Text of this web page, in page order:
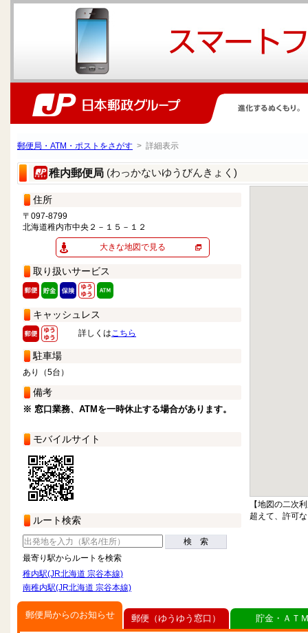
郵便局・ATM・ポストをさがす > 詳細表示
稚内郵便局 (わっかないゆうびんきょく)
住所
〒097-8799
北海道稚内市中央２－１５－１２
大きな地図で見る
取り扱いサービス
キャッシュレス
詳しくはこちら
駐車場
あり（5台）
備考
※ 窓口業務、ATMを一時休止する場合があります。
モバイルサイト
ルート検索
検 索
最寄り駅からルートを検索
稚内駅(JR北海道 宗谷本線)
南稚内駅(JR北海道 宗谷本線)
【地図の二次
超えて、許可
郵便局からのお知らせ 郵便（ゆうゆう窓口） 貯金・ＡＴ